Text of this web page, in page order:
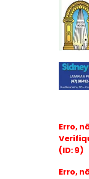
Erro,
(ID: 9)
Erro,